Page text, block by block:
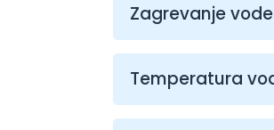
Zagrevanje vode
Temperatura